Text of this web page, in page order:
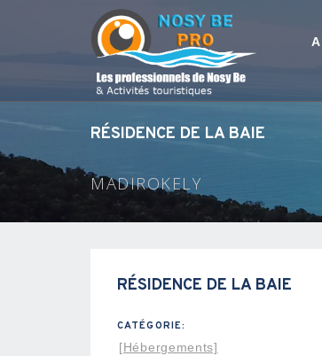
RÉSIDENCE DE LA BAIE
MADIROKELY
RÉSIDENCE DE LA BAIE
CATÉGORIE:
[Hébergements]